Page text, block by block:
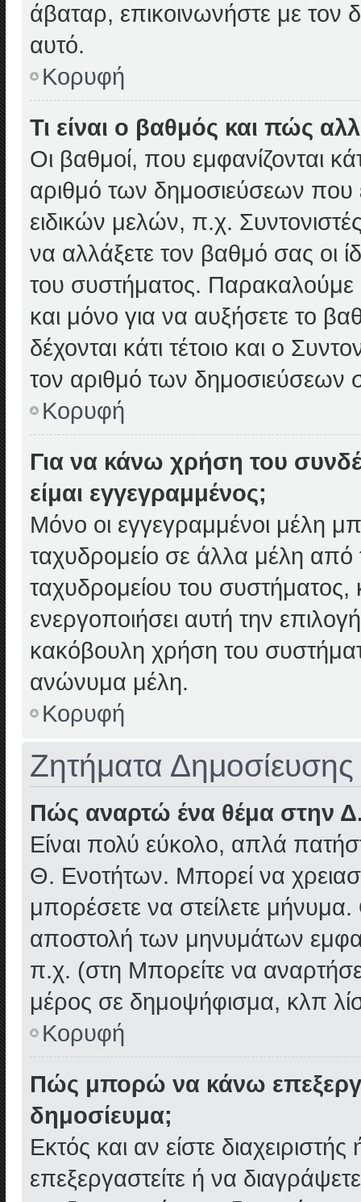
άβαταρ, επικοινωνήστε με τον
αυτό.
Κορυφή
Τι είναι ο βαθμός και πώς
Οι βαθμοί, που εμφανίζονται
αριθμό των δημοσιεύσεων που
ειδικών μελών, π.χ.
να αλλάξετε τον βαθμό σας οι
του συστήματος. Παρακαλούμε
και μόνο για να αυξήσετε το
δέχονται κάτι τέτοιο και ο
τον αριθμό των δημοσιεύσεων
Κορυφή
Για να κάνω χρήση του
είμαι εγγεγραμμένος;
Μόνο οι εγγεγραμμένοι μέλη
ταχυδρομείο σε άλλα μέλη
ταχυδρομείου του συστήματος,
ενεργοποιήσει αυτή την
κακόβουλη χρήση του
ανώνυμα μέλη.
Κορυφή
Ζητήματα Δημοσίευσης
Πώς αναρτώ ένα θέμα στην
Είναι πολύ εύκολο, απλά
Θ. Ενοτήτων. Μπορεί να
μπορέσετε να στείλετε μήνυμα.
αποστολή των μηνυμάτων
π.χ. (στη Μπορείτε να
μέρος σε δημοψήφισμα, κλπ
Κορυφή
Πώς μπορώ να κάνω
δημοσίευμα;
Εκτός και αν είστε
επεξεργαστείτε ή να